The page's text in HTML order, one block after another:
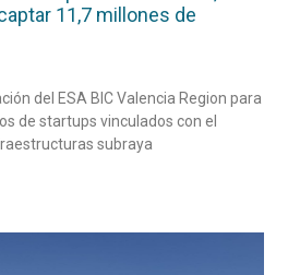
11,7 millones de
del ESA BIC Valencia Region para
de startups vinculados con el
subraya